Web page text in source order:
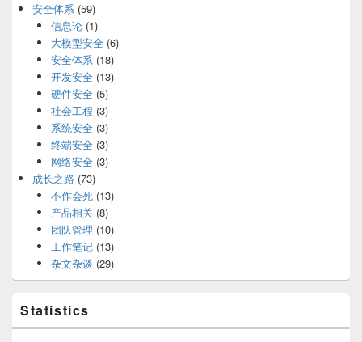
安全体系 (59)
信息论(1)
大模型安全(6)
安全体系(18)
开发安全(13)
硬件安全(5)
社会工程 (3)
系统安全(3)
终端安全(3)
网络安全(3)
成长之路 (73)
不作会死(13)
产品相关 (8)
团队管理 (10)
工作笔记(13)
杂文杂谈 (29)
Statistics